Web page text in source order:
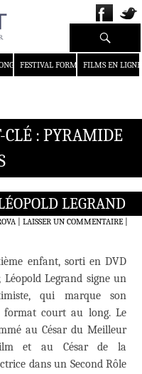
FESTIVAL FORMAT COURT
FILMS EN LIGNE
Recherche
CLÉ : PYRAMIDE
LEGRAND
LAISSER UN COMMENTAIRE|
enfant, sorti en DVD
Léopold Legrand signe un
qui marque son
format court au long. Le
au César du Meilleur
et au César de la
dans un Second Rôle